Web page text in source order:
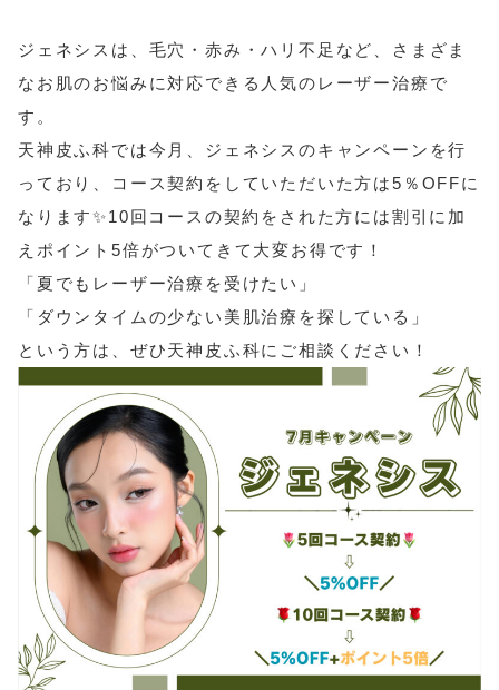
ジェネシスは、毛穴・赤み・ハリ不足など、さまざま
なお肌のお悩みに対応できる人気のレーザー治療で
す。
天神皮ふ科では今月、ジェネシスのキャンペーンを行
っており、コース契約をしていただいた方は5％OFFに
なります✨10回コースの契約をされた方には割引に加
えポイント5倍がついてきて大変お得です！
「夏でもレーザー治療を受けたい」
「ダウンタイムの少ない美肌治療を探している」
という方は、ぜひ天神皮ふ科にご相談ください！